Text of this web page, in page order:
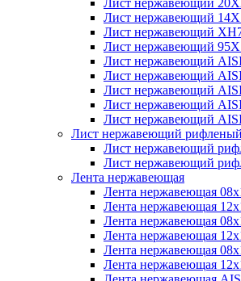
Лист нержавеющий
Лист нержавеющий
Лист нержавеющий
Лист нержавеющий
Лист нержавеющий
Лист нержавеющий
Лист нержавеющий
Лист нержавеющий
Лист нержавеющий
Лист нержавеющий рифленый
Лист нержавеющий
Лист нержавеющий
Лента нержавеющая
Лента нержавеющая
Лента нержавеющая
Лента нержавеющая
Лента нержавеющая
Лента нержавеющая
Лента нержавеющая